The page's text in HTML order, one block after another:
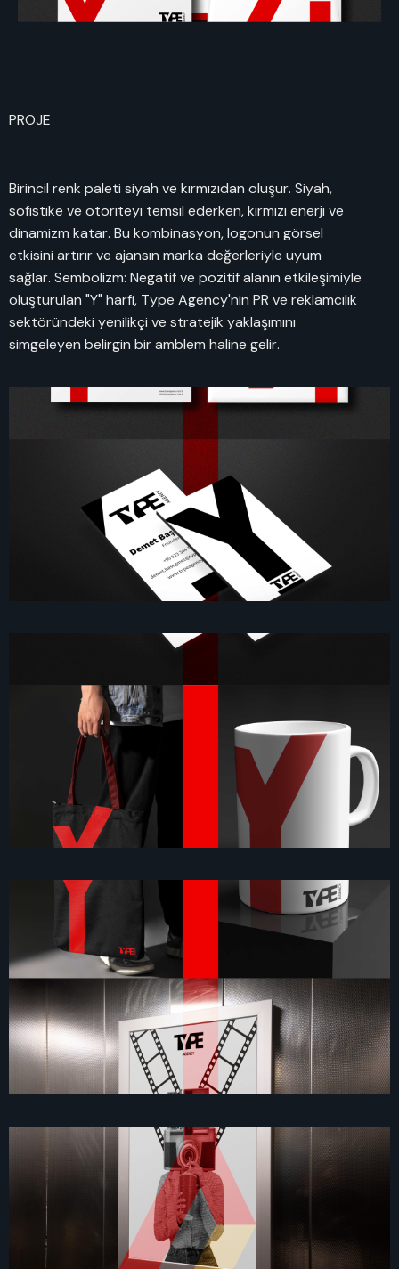
PROJE
Birincil renk paleti siyah ve kırmızıdan oluşur. Siyah,
sofistike ve otoriteyi temsil ederken, kırmızı enerji ve
dinamizm katar. Bu kombinasyon, logonun görsel
etkisini artırır ve ajansın marka değerleriyle uyum
sağlar. Sembolizm: Negatif ve pozitif alanın etkileşimiyle
oluşturulan "Y" harfi, Type Agency'nin PR ve reklamcılık
sektöründeki yenilikçi ve stratejik yaklaşımını
simgeleyen belirgin bir amblem haline gelir.